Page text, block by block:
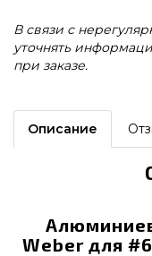
В связи с
уточнять
при заказе.
Описание
Weber для